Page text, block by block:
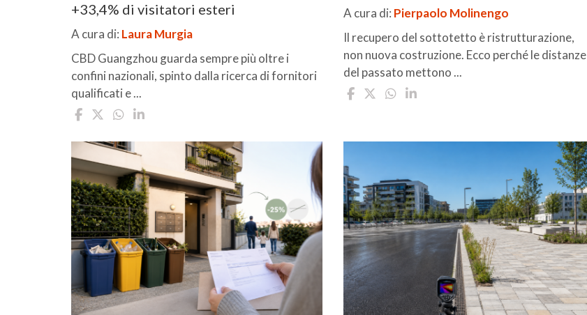
+33,4% di visitatori esteri
A cura di: Laura Murgia
CBD Guangzhou guarda sempre più oltre i
confini nazionali, spinto dalla ricerca di fornitori
qualificati e ...
A cura di: Pierpaolo Molinengo
Il recupero del sottotetto è ristrutturazione,
non nuova costruzione. Ecco perché le distanze
del passato mettono ...